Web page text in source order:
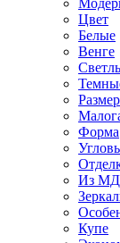
Цвет
Белые
Венге
Размер
Форма
Из
Купе